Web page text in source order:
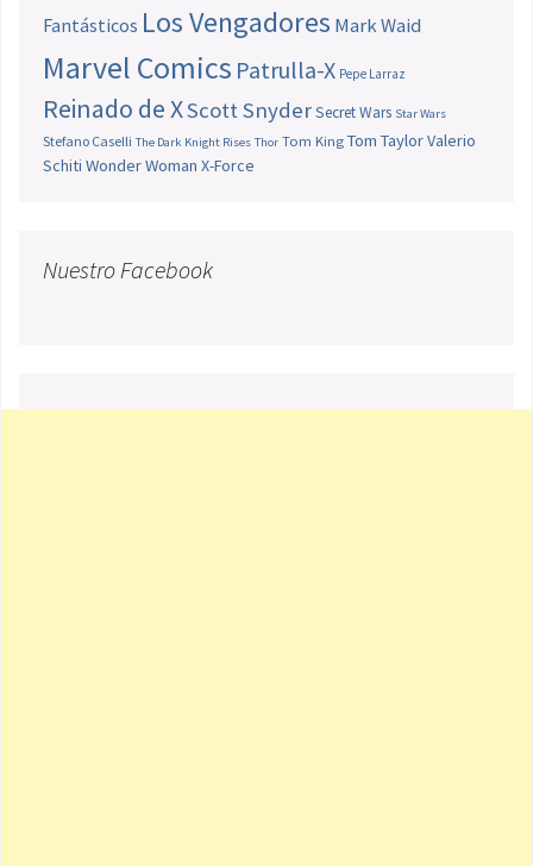
Fantásticos Los Vengadores Mark Waid
Marvel Comics Patrulla-X Pepe Larraz
Reinado de XScott SnyderSecret Wars Star Wars
Stefano Caselli The Dark Knight Rises Thor Tom King Tom TaylorValerio
Schiti Wonder Woman X-Force
Nuestro Facebook